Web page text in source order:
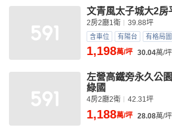
文青風太子城大2房
2房2廳1衛 39.88坪
含車位 有陽台 有格局圖
1,198萬/坪 30.04萬/坪
左營高鐵旁永久公
綠國
4房2廳2衛 42.31坪
1,188萬/坪 28.08萬/坪